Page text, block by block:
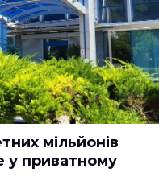
мільйонів
у приватному